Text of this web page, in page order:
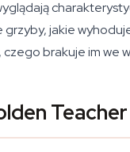
grzyby, jakie
brakuje im we